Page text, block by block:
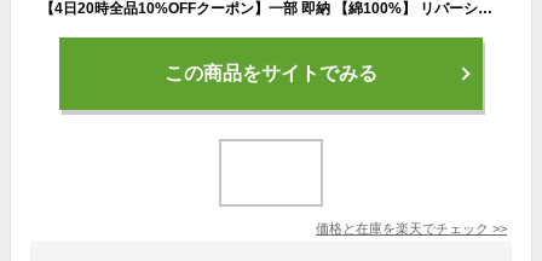
【4日20時全品10%OFFクーポン】一部 即納 【綿100%】 リバーシブル ジャケット ウィンドブレーカー 冬 コート かわいい 女の子 男の子 キッズ パーカー 長袖 防寒 子供 お出かけ 誕生日 服 キッズ 80 90 100 110 120 冬 七五三 クリスマス コスプレ プレゼント
この商品をサイトでみる
価格と在庫を楽天でチェック >>